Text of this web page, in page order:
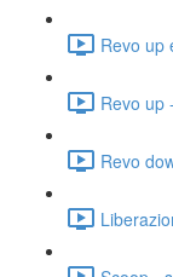
Revo up
Revo up
Revo